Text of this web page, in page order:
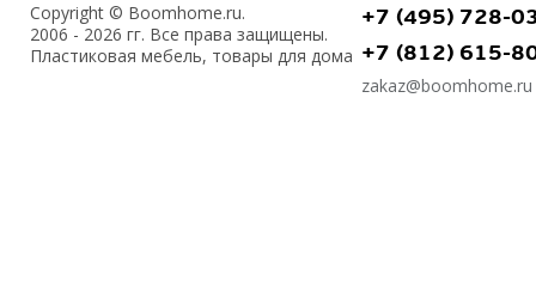
Copyright © Boomhome.ru.
2006 - 2026 гг. Все права защищены.
Пластиковая мебель, товары для дома
+7 (495) 728-
+7 (812) 615-
zakaz@boomhome.ru